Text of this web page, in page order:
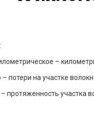
–
– потери на участке
– протяженность участка